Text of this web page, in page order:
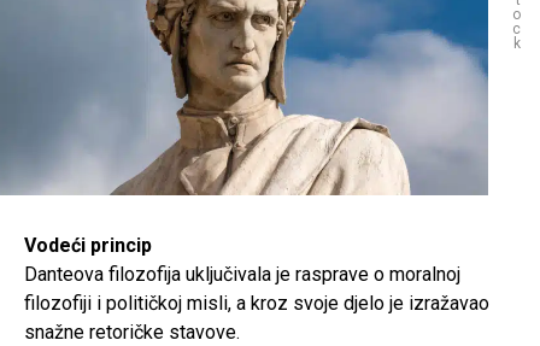
o
c
k
Vodeći princip
Danteova filozofija uključivala je rasprave o moralnoj
filozofiji i političkoj misli, a kroz svoje djelo je izražavao
snažne retoričke stavove.